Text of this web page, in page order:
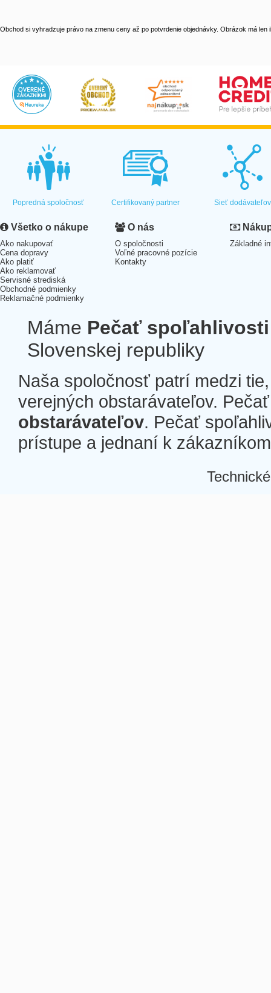
Obchod si vyhradzuje právo na zmenu ceny až po potvrdenie objednávky. Obrázok má len
Popredná spoločnosť Certifikovaný partner Sieť dodávateľov
Všetko o nákupe
Ako nakupovať
Cena dopravy
Ako platiť
Ako reklamovať
Servisné strediská
Obchodné podmienky
Reklamačné podmienky
O nás
O spoločnosti
Voľné pracovné pozície
Kontakty
Základné
Máme Pečať spoľahlivosti
Slovenskej republiky
Naša spoločnosť patrí medzi
verejných obstarávateľov.
obstarávateľov. Pečať
prístupe a jednaní k